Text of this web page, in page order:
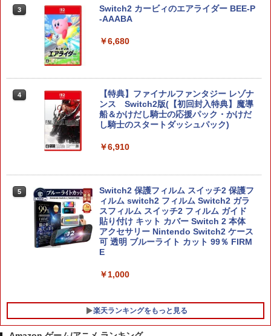
3
Switch2 カービィのエアライダー BEE-P
-AAABA
￥6,680
4
【特典】ファイナルファンタジー レゾナ
ンス Switch2版(【初回封入特典】魔導
船＆かけだし騎士の応援パック・かけだ
し騎士のスタートダッシュパック)
￥6,910
5
Switch2 保護フィルム スイッチ2 保護フ
ィルム switch2 フィルム Switch2 ガラ
スフィルム スイッチ2 フィルム ガイド
貼り付け キット カバー Switch 2 本体
アクセサリー Nintendo Switch2 ケース
可 透明 ブルーライト カット 99％ FIRM
E
￥1,000
楽天ランキングをもっと見る